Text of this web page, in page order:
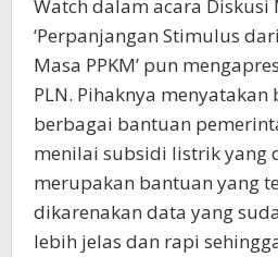
Watch dalam acara
‘Perpanjangan Stimulus
Masa PPKM’ pun
PLN. Pihaknya menyatakan
berbagai bantuan
menilai subsidi listrik yang
merupakan bantuan yang
dikarenakan data yang
lebih jelas dan rapi